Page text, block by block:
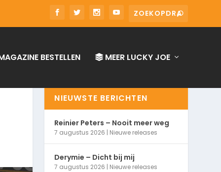
BESTELLEN MEER LUCKY JOE
NIEUWSTE BERICHTEN
Reinier Peters – Nooit meer weg
7 augustus 2026 | Nieuwe releases
Derymie – Dicht bij mij
7 augustus 2026 | Nieuwe releases